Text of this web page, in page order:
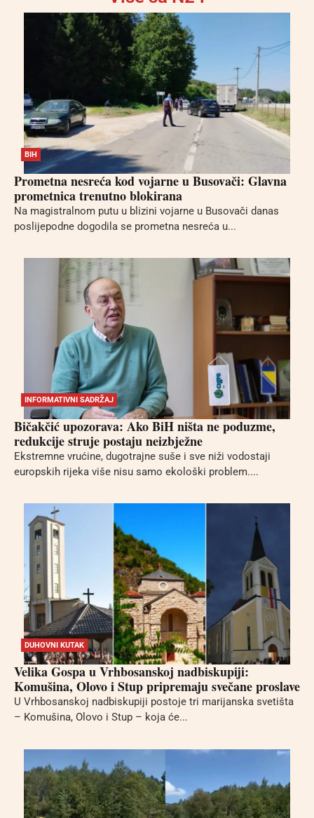
BIH
Prometna nesreća kod vojarne u Busovači: Glavna
prometnica trenutno blokirana
Na magistralnom putu u blizini vojarne u Busovači danas
poslijepodne dogodila se prometna nesreća u...
INFORMATIVNI SADRŽAJ
Bičakčić upozorava: Ako BiH ništa ne poduzme,
redukcije struje postaju neizbježne
Ekstremne vrućine, dugotrajne suše i sve niži vodostaji
europskih rijeka više nisu samo ekološki problem....
DUHOVNI KUTAK
Velika Gospa u Vrhbosanskoj nadbiskupiji:
Komušina, Olovo i Stup pripremaju svečane proslave
U Vrhbosanskoj nadbiskupiji postoje tri marijanska svetišta
– Komušina, Olovo i Stup – koja će...